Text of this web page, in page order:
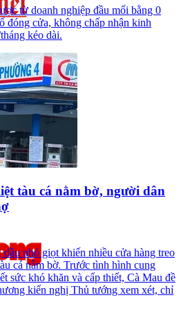
từ doanh nghiệp đầu mối bằng 0
đóng cửa, không chấp nhận kinh
kéo dài.
tàu cá nằm bờ, người dân
nhỏ giọt khiến nhiều cửa hàng treo
cá nằm bờ. Trước tình hình cung
sức khó khăn và cấp thiết, Cà Mau đề
kiến nghị Thủ tướng xem xét, chỉ